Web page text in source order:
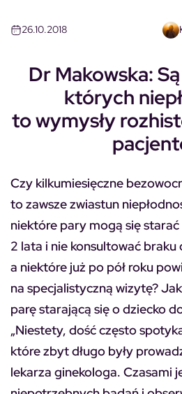
26.10.2018
Dr Makowska:
których
to wymysły
Czy kilkumiesięczne
to zawsze zwiastun
niektóre pary mogą się
2 lata i nie konsultować braku
a niektóre już po pół roku
na specjalistyczną wizytę?
parę starającą się o dziecko
„Niestety, dość często
które zbyt długo były
lekarza ginekologa. Czasami